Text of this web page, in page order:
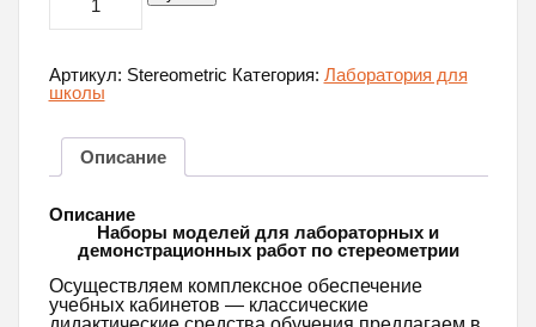
товара
Набор
геометрии
и
Артикул: Stereometric Категория: Лаборатория для
школы
Описание
Описание
Наборы моделей для лабораторных и
демонстрационных работ по стереометрии
Осуществляем комплексное обеспечение
учебных кабинетов — классические